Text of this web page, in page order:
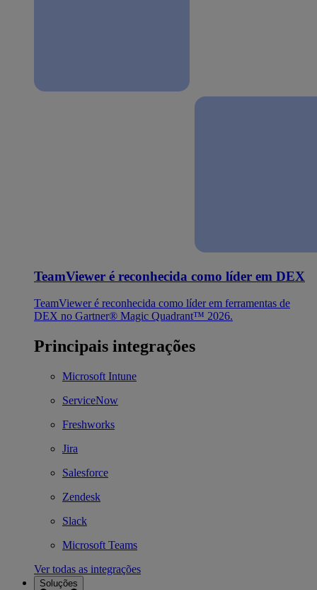
TeamViewer é reconhecida como líder em DEX
TeamViewer é reconhecida como líder em ferramentas de
DEX no Gartner® Magic Quadrant™ 2026.
Principais integrações
Microsoft Intune
ServiceNow
Freshworks
Jira
Salesforce
Zendesk
Slack
Microsoft Teams
Ver todas as integrações
Soluções